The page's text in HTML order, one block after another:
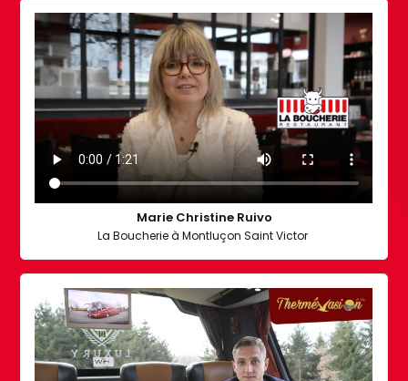
Marie Christine Ruivo
La Boucherie à Montluçon Saint Victor